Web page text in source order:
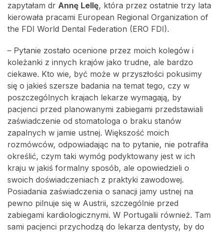
zapytałam dr Annę Lellę, która przez ostatnie trzy lata
kierowała pracami European Regional Organization of
the FDI World Dental Federation (ERO FDI).
– Pytanie zostało ocenione przez moich kolegów i
koleżanki z innych krajów jako trudne, ale bardzo
ciekawe. Kto wie, być może w przyszłości pokusimy
się o jakieś szersze badania na temat tego, czy w
poszczególnych krajach lekarze wymagają, by
pacjenci przed planowanymi zabiegami przedstawiali
zaświadczenie od stomatologa o braku stanów
zapalnych w jamie ustnej. Większość moich
rozmówców, odpowiadając na to pytanie, nie potrafiła
określić, czym taki wymóg podyktowany jest w ich
kraju w jakiś formalny sposób, ale opowiedzieli o
swoich doświadczeniach z praktyki zawodowej.
Posiadania zaświadczenia o sanacji jamy ustnej na
pewno pilnuje się w Austrii, szczególnie przed
zabiegami kardiologicznymi. W Portugalii również. Tam
sami pacjenci przychodzą do lekarza dentysty, by do